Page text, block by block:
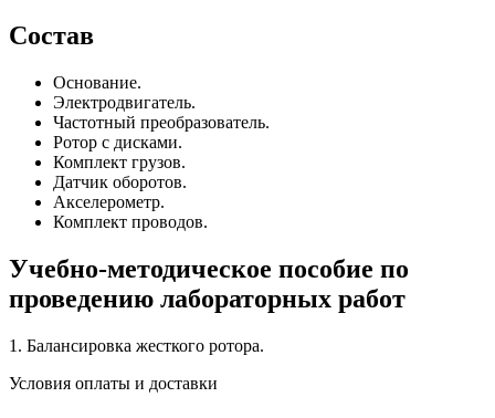
Состав
Основание.
Электродвигатель.
Частотный преобразователь.
Ротор с дисками.
Комплект грузов.
Датчик оборотов.
Акселерометр.
Комплект проводов.
Учебно-методическое пособие по
проведению лабораторных работ
1. Балансировка жесткого ротора.
Условия оплаты и доставки